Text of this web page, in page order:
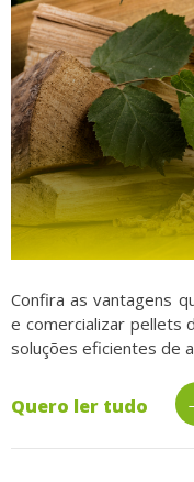
Confira as vantagens
e comercializar pellets
soluções eficientes de
Quero ler tudo